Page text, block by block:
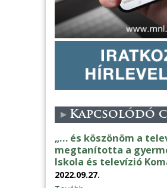
Kapcsolódó
„… és köszönöm a
megtanította a
Iskola és televízió
2022.09.27.